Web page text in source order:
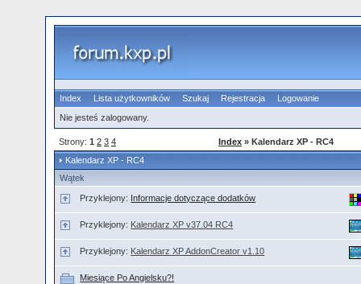
Index Lista użytkowników Szukaj Rejestracja
Logowanie
Nie jesteś zalogowany.
Strony: 1 2 3 4 Index » Kalendarz XP - RC4
Kalendarz XP - RC4
Wątek
Przyklejony: Informacje dotyczące dodatków
Przyklejony: Kalendarz XP v37.04 RC4
Przyklejony: Kalendarz XP AddonCreator v1.10
Miesiące Po Angielsku?!